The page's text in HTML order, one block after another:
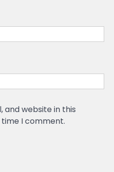
and website in this
I comment.